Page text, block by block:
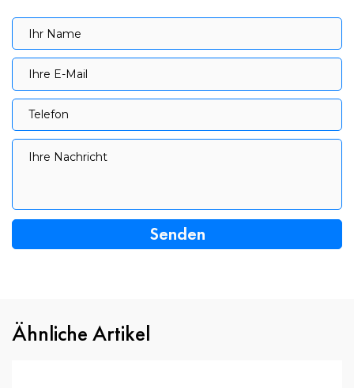
Ihr Name
Ihr Name
Ihre E-Mail
Ihre E-Mail
Telefon
Telefon
Ihre Nachricht
Ihre Nachricht
Ähnliche Artikel